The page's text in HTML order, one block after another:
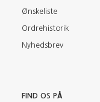
Ønskeliste
Ordrehistorik
Nyhedsbrev
FIND OS PÅ